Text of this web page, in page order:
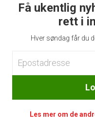
Få ukentlig
rett i
Hver søndag får du
Les mer om de